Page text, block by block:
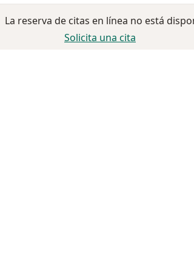
La reserva de citas en línea no está
Solicita una cita